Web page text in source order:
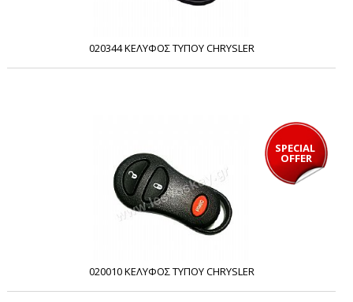
020344 ΚΕΛΥΦΟΣ ΤΥΠΟΥ CHRYSLER
SPECIAL
OFFER
020010 ΚΕΛΥΦΟΣ ΤΥΠΟΥ CHRYSLER